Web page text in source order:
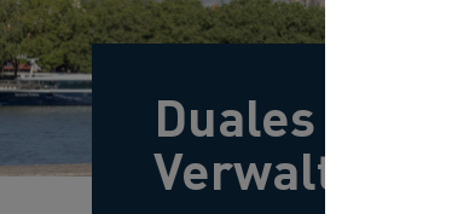
Duales
Verwaltung